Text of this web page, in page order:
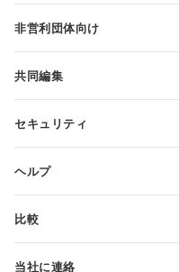
教育関係者向け
非営利団体向け
無料アカウントをリクエスト
共同編集
翻訳者向け
セキュリティ
ヘルプ
ヘルプ・センター
比較
当社に連絡